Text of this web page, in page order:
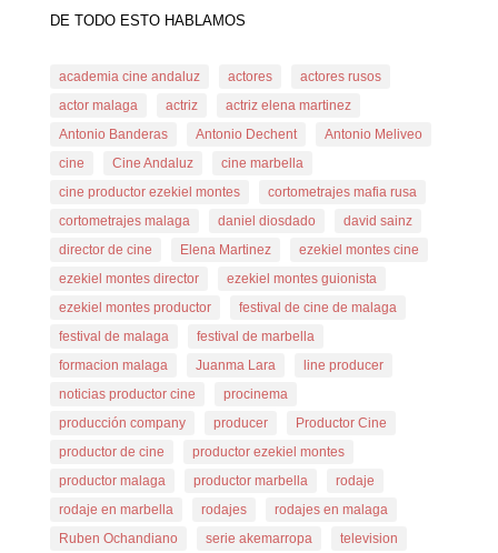
DE TODO ESTO HABLAMOS
academia cine andaluz actores
actores rusos
actor malaga
actriz
actriz elena martinez
Antonio Banderas
Antonio Dechent
Antonio Meliveo
cine
Cine Andaluz
cine marbella
cine productor ezekiel montes
cortometrajes mafia rusa
cortometrajes malaga
daniel diosdado
david sainz
director de cine
Elena Martinez
ezekiel montes cine
ezekiel montes director
ezekiel montes guionista
ezekiel montes productor
festival de cine de malaga
festival de malaga
festival de marbella
formacion malaga
Juanma Lara
line producer
noticias productor cine
procinema
producción company
producer
Productor Cine
productor de cine
productor ezekiel montes
productor malaga
productor marbella
rodaje
rodaje en marbella
rodajes
rodajes en malaga
Ruben Ochandiano
serie akemarropa television